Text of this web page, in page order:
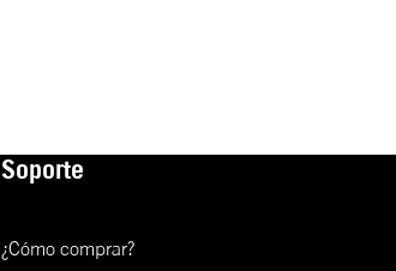
Soporte
¿Cómo comprar?